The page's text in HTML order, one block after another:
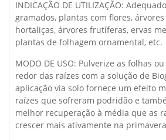
INDICAÇÃO DE UTILIZAÇÃO:
gramados, plantas com flores,
hortaliças, árvores frutíferas, ervas
plantas de folhagem ornamental, etc.
MODO DE USO: Pulverize as folhas
redor das raízes com a solução de
aplicação via solo fornece um efeito
raízes que sofreram podridão e
melhor recuperação à média que as
crescer mais ativamente na